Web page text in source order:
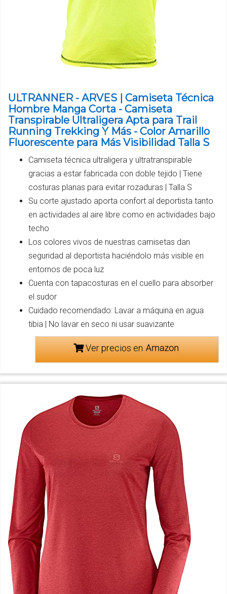
ULTRANNER - ARVES | Camiseta Técnica
Hombre Manga Corta - Camiseta
Transpirable Ultraligera Apta para Trail
Running Trekking Y Más - Color Amarillo
Fluorescente para Más Visibilidad Talla S
Camiseta técnica ultraligera y ultratranspirable
gracias a estar fabricada con doble tejido | Tiene
costuras planas para evitar rozaduras | Talla S
Su corte ajustado aporta confort al deportista tanto
en actividades al aire libre como en actividades bajo
techo
Los colores vivos de nuestras camisetas dan
seguridad al deportista haciéndolo más visible en
entornos de poca luz
Cuenta con tapacosturas en el cuello para absorber
el sudor
Cuidado recomendado: Lavar a máquina en agua
tibia | No lavar en seco ni usar suavizante
Ver precios en